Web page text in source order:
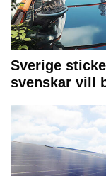
Sverige
svenskar vill